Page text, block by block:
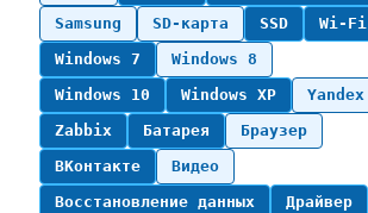
Samsung
SD-карта SSD
Wi-Fi
Windows 7
Windows 8
Windows 10
Windows XP
Yandex
Zabbix
Батарея
Браузер
ВКонтакте
Видео
Восстановление данных
Драйвер